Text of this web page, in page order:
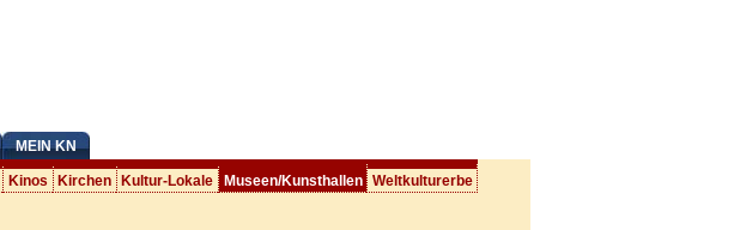
MEIN KN
Kinos Kirchen Kultur-Lokale Museen/Kunsthallen Weltkulturerbe